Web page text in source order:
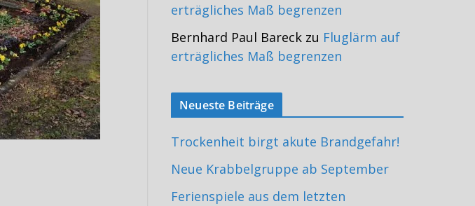
erträgliches Maß begrenzen
Bernhard Paul Bareck zu Fluglärm auf
erträgliches Maß begrenzen
Neueste Beiträge
Trockenheit birgt akute Brandgefahr!
Neue Krabbelgruppe ab September
Ferienspiele aus dem letzten